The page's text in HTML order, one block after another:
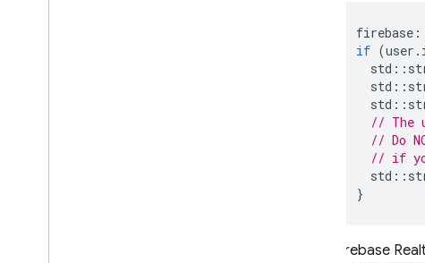
firebase
if (user .
std ::
std ::
std ::
// The
// Do
// if
std ::
}
Firebase